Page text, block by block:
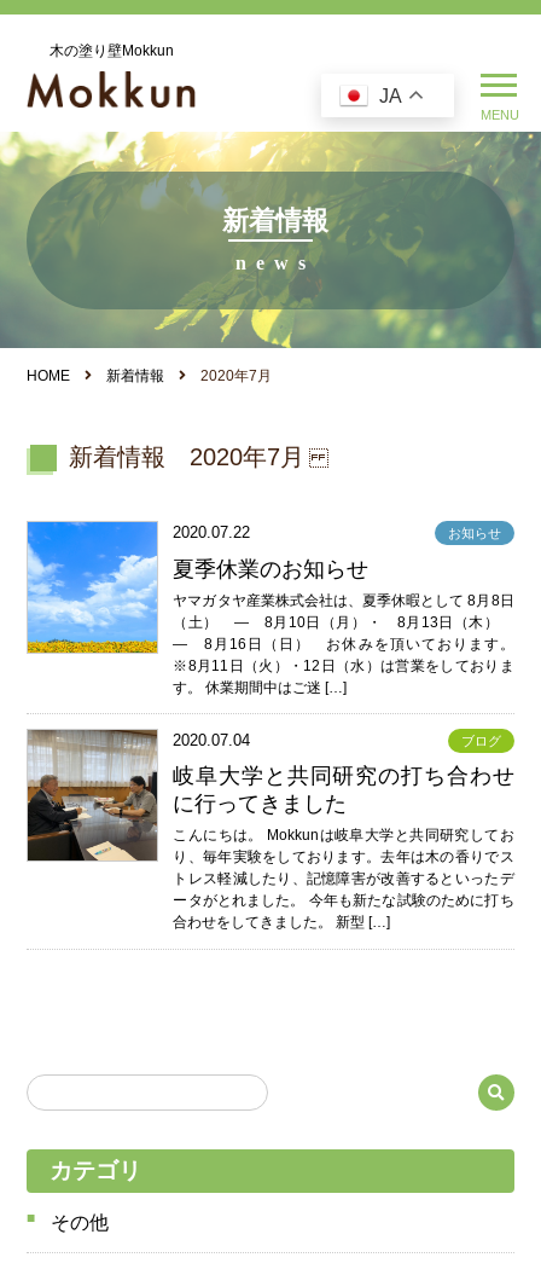
木の塗り壁Mokkun
JA
新着情報
HOME 新着情報 2020年7月
新着情報 2020年7月
2020.07.22 お知らせ
夏季休業のお知らせ
ヤマガタヤ産業株式会社は、夏季休暇として 8月8日
（土） ― 8月10日（月）・ 8月13日（木）
― 8月16日（日） お休みを頂いております。
※8月11日（火）・12日（水）は営業をしておりま
す。 休業期間中はご迷 […]
2020.07.04 ブログ
岐阜大学と共同研究の打ち合わせ
に行ってきました
こんにちは。 Mokkunは岐阜大学と共同研究してお
り、毎年実験をしております。去年は木の香りでス
トレス軽減したり、記憶障害が改善するといったデ
ータがとれました。 今年も新たな試験のために打ち
合わせをしてきました。 新型 […]
カテゴリ
その他